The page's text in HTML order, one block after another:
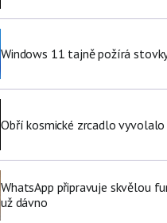
Windows 11 tajně požírá
Obří kosmické zrcadlo
WhatsApp připravuje skvělou
už dávno